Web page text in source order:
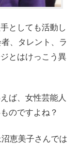
としても活動し
、タレント、ラ
とはけっこう異
ば、女性芸能人
のですよね？
恵美子さんでは